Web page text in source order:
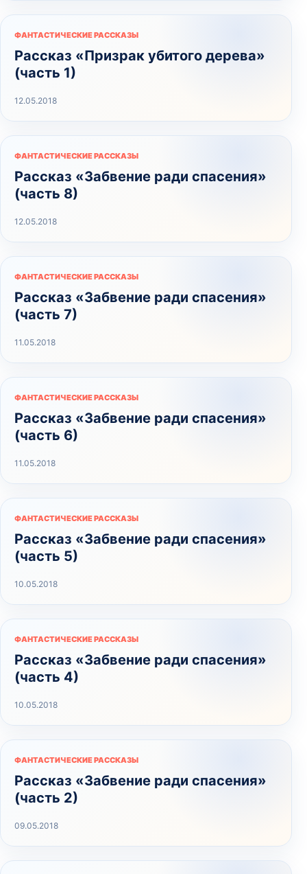
ФАНТАСТИЧЕСКИЕ РАССКАЗЫ
Рассказ «Призрак убитого дерева»
(часть 1)
12.05.2018
ФАНТАСТИЧЕСКИЕ РАССКАЗЫ
Рассказ «Забвение ради спасения»
(часть 8)
12.05.2018
ФАНТАСТИЧЕСКИЕ РАССКАЗЫ
Рассказ «Забвение ради спасения»
(часть 7)
11.05.2018
ФАНТАСТИЧЕСКИЕ РАССКАЗЫ
Рассказ «Забвение ради спасения»
(часть 6)
11.05.2018
ФАНТАСТИЧЕСКИЕ РАССКАЗЫ
Рассказ «Забвение ради спасения»
(часть 5)
10.05.2018
ФАНТАСТИЧЕСКИЕ РАССКАЗЫ
Рассказ «Забвение ради спасения»
(часть 4)
10.05.2018
ФАНТАСТИЧЕСКИЕ РАССКАЗЫ
Рассказ «Забвение ради спасения»
(часть 2)
09.05.2018